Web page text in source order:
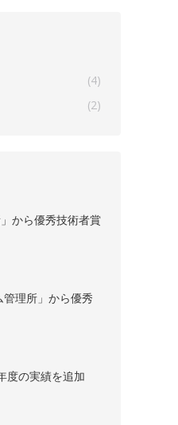
(4)
(2)
から優秀技術者賞
管理所」から優秀
度の実績を追加